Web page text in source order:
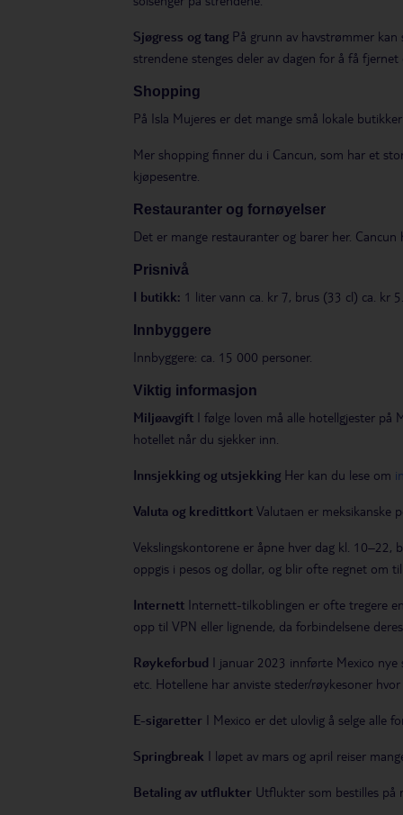
Sjøgress og tang På grunn av havstrømmer
strendene stenges deler av dagen for å få
Shopping
På Isla Mujeres er det mange små lokale
Mer shopping finner du i Cancun, som har et
kjøpesentre.
Restauranter og fornøyelser
Det er mange restauranter og barer her.
Prisnivå
I butikk: 1 liter vann ca. kr 7, brus (33 cl) ca. kr 5.
Innbyggere
Innbyggere: ca. 15 000 personer.
Viktig informasjon
Miljøavgift I følge loven må alle hotellgjester på
hotellet når du sjekker inn.
Innsjekking og utsjekking Her kan du lese om
Valuta og kredittkort Valutaen er meksikanske
Vekslingskontorene er åpne hver dag kl. 10–22,
oppgis i pesos og dollar, og blir ofte regnet om
Internett Internett-tilkoblingen er ofte tregere
opp til VPN eller lignende, da forbindelsene
Røykeforbud I januar 2023 innførte Mexico nye
etc. Hotellene har anviste steder/røykesoner
E-sigaretter I Mexico er det ulovlig å selge alle
Springbreak I løpet av mars og april reiser
Betaling av utflukter Utflukter som bestilles på